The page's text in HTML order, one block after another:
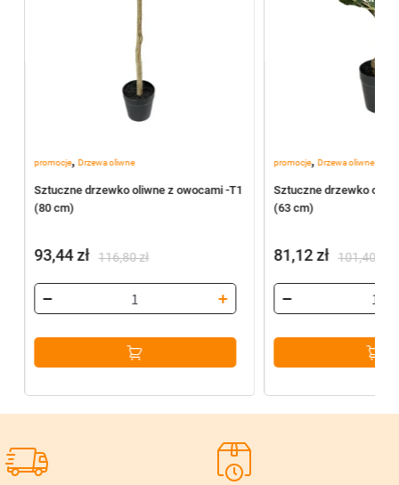
promocje, Drzewa oliwne
Sztuczne drzewko oliwne z owocami -T1
(80 cm)
116,80zł
cena
wynosiła:
116,80 zł.
93,44zł
cena
wynosi:
93,44 zł.
promocje,Drzewa oliwne
Sztuczne drzewko
(63 cm)
101,40
cena
wynosiła:
101,40 zł.
81,12zł
cena
wynosi:
81,12 zł.